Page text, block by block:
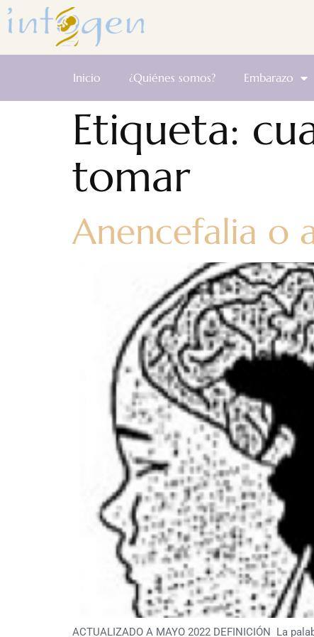
Inicio ¿Quiénes somos? Embarazo
Etiqueta:
tomar
Anencefalia o
ACTUALIZADO A MAYO 2022 DEFINICIÓN La